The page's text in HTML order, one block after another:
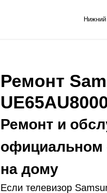
Ремонт
Ремонт и
официальном
на дому
Если телевизор